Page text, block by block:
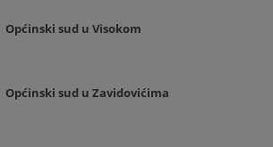
Općinski sud u Visokom
Općinski sud u Zavidovićima